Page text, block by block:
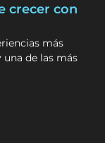
crecer con
más
de las más